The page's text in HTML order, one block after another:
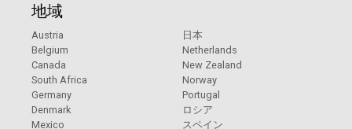
地域
Austria
Belgium
Canada
South Africa
Germany
Denmark
Mexico
日本
Netherlands
New Zealand
Norway
Portugal
ロシア
スペイン